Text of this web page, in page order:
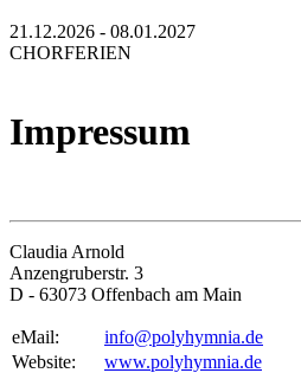
21.12.2026 - 08.01.2027
CHORFERIEN
Impressum
Claudia Arnold
Anzengruberstr. 3
D - 63073 Offenbach am Main
eMail:
info@polyhymnia.de
Website:
www.polyhymnia.de